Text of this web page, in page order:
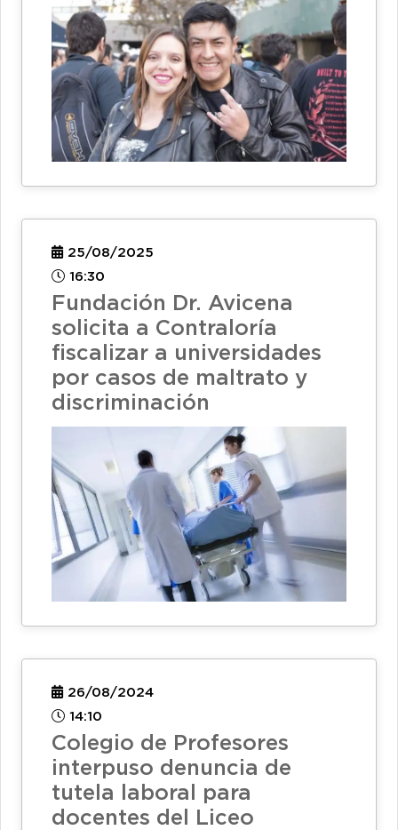
25/08/2025
16:30
Fundación Dr. Avicena
solicita a Contraloría
fiscalizar a universidades
por casos de maltrato y
discriminación
26/08/2024
14:10
Colegio de Profesores
interpuso denuncia de
tutela laboral para
docentes del Liceo